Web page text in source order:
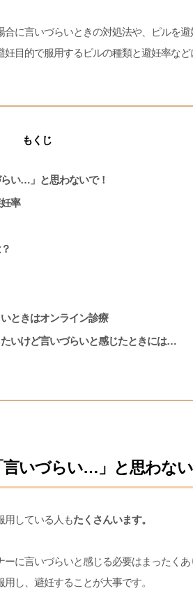
に言いづらいときの対処法や、ピルを
目的で服用するピルの種類と避妊率な
もくじ
い…」と思わないで！
率
ときはオンライン診療
いけど言いづらいと感じたときには…
言いづらい…」と思わな
用している人もたくさんいます。
に言いづらいと感じる必要はまったく
用し、避妊することが大事です。